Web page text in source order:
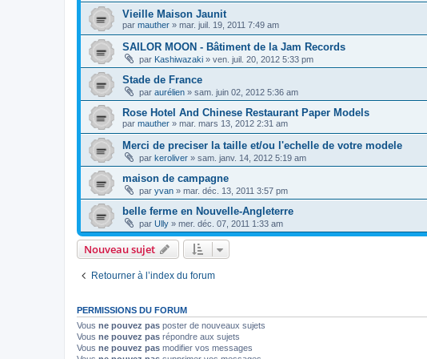
Vieille Maison Jaunit
par mauther » mar. juil. 19, 2011 7:49 am
SAILOR MOON - Bâtiment de la Jam Records
par Kashiwazaki » ven. juil. 20, 2012 5:33 pm
Stade de France
par aurélien » sam. juin 02, 2012 5:36 am
Rose Hotel And Chinese Restaurant Paper Models
par mauther » mar. mars 13, 2012 2:31 am
Merci de preciser la taille et/ou l'echelle de votre modele
par keroliver » sam. janv. 14, 2012 5:19 am
maison de campagne
par yvan » mar. déc. 13, 2011 3:57 pm
belle ferme en Nouvelle-Angleterre
par Ully » mer. déc. 07, 2011 1:33 am
Nouveau sujet
Retourner à l’index du forum
PERMISSIONS DU FORUM
Vous ne pouvez pas poster de nouveaux sujets
Vous ne pouvez pas répondre aux sujets
Vous ne pouvez pas modifier vos messages